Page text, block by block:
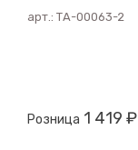
арт.: ТА-00063-2
Розница 1 419 ₽